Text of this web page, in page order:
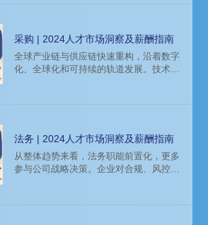
采购 | 2024人才市场洞察及薪酬指南
全球产业链与供应链快速重构，沿着数字
化、全球化和可持续的轨道发展。技术与
法务 | 2024人才市场洞察及薪酬指南
从整体趋势来看，法务职能前置化，更多
参与公司战略决策。企业对合规、风控、